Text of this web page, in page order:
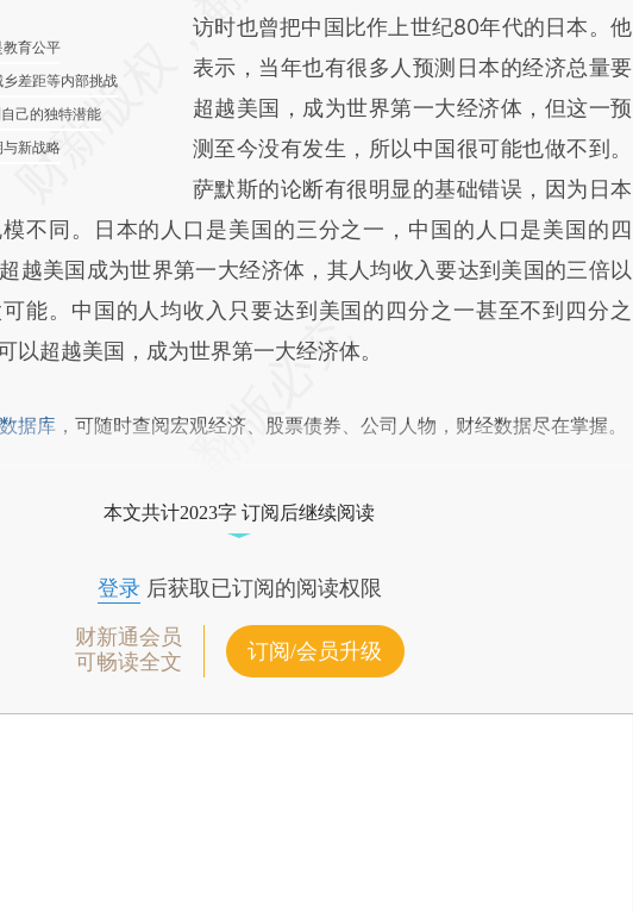
育公平
差距等内部挑战
己的独特潜能
新战略
访时也曾把中国比作上世纪80年代的日本。他
表示，当年也有很多人预测日本的经济总量要
超越美国，成为世界第一大经济体，但这一预
测至今没有发生，所以中国很可能也做不到。
萨默斯的论断有很明显的基础错误，因为日本
不同。日本的人口是美国的三分之一，中国的人口是美国的四
越美国成为世界第一大经济体，其人均收入要达到美国的三倍以
可能。中国的人均收入只要达到美国的四分之一甚至不到四分之
以超越美国，成为世界第一大经济体。
据库 ，可随时查阅宏观经济、股票债券、公司人物，财经数据尽在掌握。
本文共计2023字 订阅后继续阅读
登录后获取已订阅的阅读权限
财新通会员
可畅读全文
订阅/会员升级